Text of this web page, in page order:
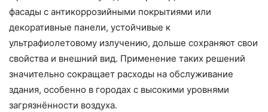
фасады с антикоррозийными покрытиями или
декоративные панели, устойчивые к
ультрафиолетовому излучению, дольше сохраняют свои
свойства и внешний вид. Применение таких решений
значительно сокращает расходы на обслуживание
здания, особенно в городах с высокими уровнями
загрязнённости воздуха.